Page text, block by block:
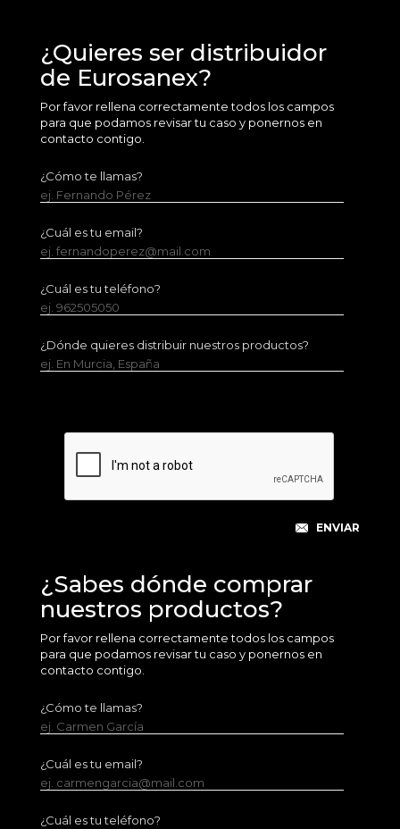
¿Quieres ser distribuidor
de Eurosanex?
Por favor rellena correctamente todos los campos
para que podamos revisar tu caso y ponernos en
contacto contigo.
¿Cómo te llamas?
ej. Fernando Pérez
¿Cuál es tu email?
ej. fernandoperez@mail.com
¿Cuál es tu teléfono?
ej. 962505050
¿Dónde quieres distribuir nuestros productos?
ej. En Murcia, España
¿Sabes dónde comprar
nuestros productos?
Por favor rellena correctamente todos los campos
para que podamos revisar tu caso y ponernos en
contacto contigo.
¿Cómo te llamas?
ej. Carmen García
¿Cuál es tu email?
ej. carmengarcia@mail.com
¿Cuál es tu teléfono?